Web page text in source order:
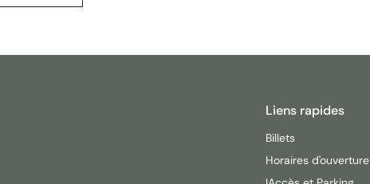
Liens rapides
Billets
Horaires d'ouverture